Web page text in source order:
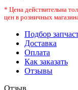
* Цена действительна
цен в розничных
Подбор
Доставка
Оплата
Как заказать
Отзывы